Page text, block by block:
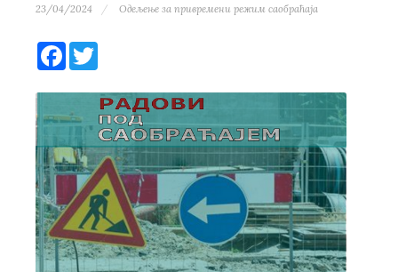
23/04/2024 Одељење за привремени режим саобраћаја
Facebook